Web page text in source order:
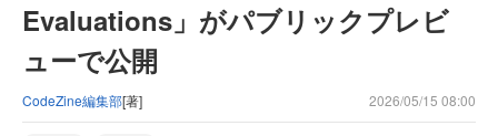
Evaluations」がパブリックプレビ
ューで公開
CodeZine編集部[著] 2026/05/15 08:00